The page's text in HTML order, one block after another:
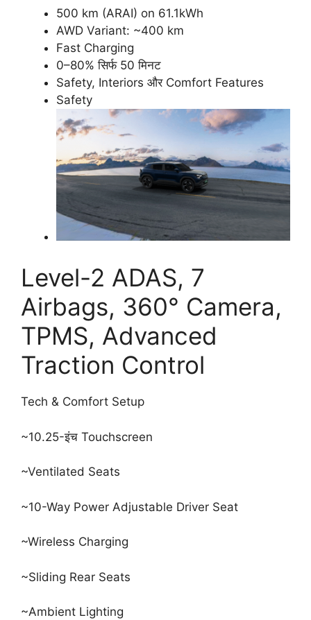
500 km (ARAI) on 61.1kWh
AWD Variant: ~400 km
Fast Charging
0–80% सिर्फ 50 मिनट
Safety, Interiors और Comfort Features
Safety
Level-2 ADAS, 7
Airbags, 360° Camera,
TPMS, Advanced
Traction Control
Tech & Comfort Setup
~10.25-इंच Touchscreen
~Ventilated Seats
~10-Way Power Adjustable Driver Seat
~Wireless Charging
~Sliding Rear Seats
~Ambient Lighting